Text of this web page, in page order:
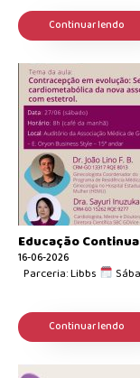
Continuar lendo
Educação
16-06-2026
Parceria: Libbs
Continuar lendo